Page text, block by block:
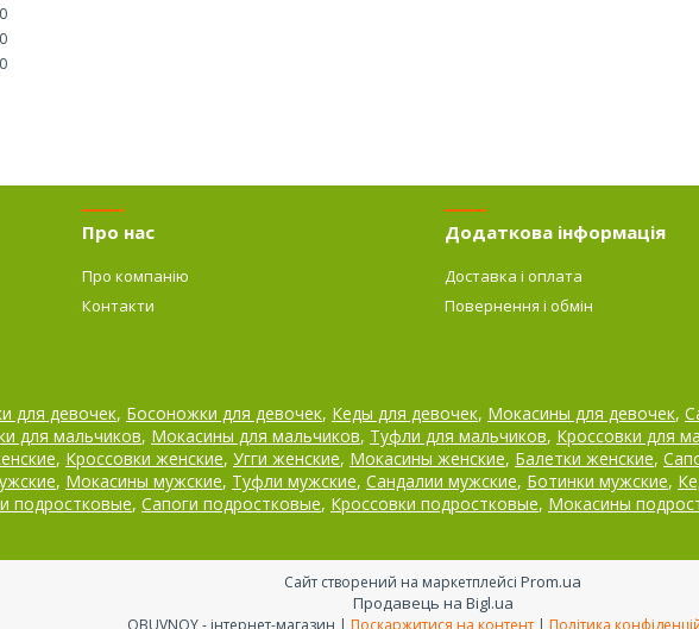
Про нас
Про компанію
Контакти
Додаткова інформація
Доставка і оплата
Повернення і обмін
для девочек, Босоножки для девочек, Кеды для девочек, Мокасины для девочек,
для мальчиков, Мокасины для мальчиков, Туфли для мальчиков, Кроссовки для
, Кроссовки женские, Угги женские, Мокасины женские, Балетки женские,
, Мокасины мужские, Туфли мужские, Сандалии мужские, Ботинки мужские,
подростковые, Сапоги подростковые, Кроссовки подростковые, Мокасины
Сайт створений на маркетплейсі Prom.ua
Продавець на Bigl.ua
OBUVNOY - інтернет-магазин | Поскаржитися на контент | Політика